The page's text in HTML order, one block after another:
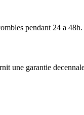
pendant 24 a
une garantie